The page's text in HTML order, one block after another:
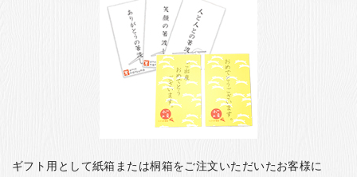
ギフト用として紙箱または桐箱をご注文いただいたお客様に